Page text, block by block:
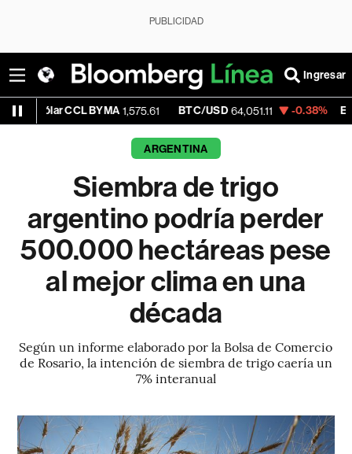
PUBLICIDAD
Ingresar
CCL BYMA 1,575.61 BTC/USD 64,051.11 -0.38% ETH/USD
ARGENTINA
Siembra de trigo
argentino podría perder
500.000 hectáreas pese
al mejor clima en una
década
Según un informe elaborado por la Bolsa de Comercio
de Rosario, la intención de siembra de trigo caería un
7% interanual